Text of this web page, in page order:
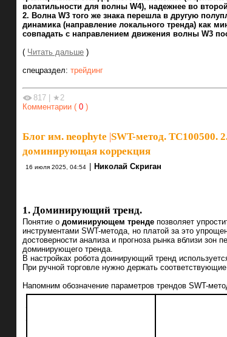
волатильности для волны W4), надежнее во
2. Волна W3 того же знака перешла в другую
динамика (направление локального тренда) как
совпадать с направлением движения волны W3
( Читать дальше )
спецраздел: трейдинг
817 | ★2
Комментарии ( 0 )
Блог им. neophyte |SWT-метод. ТС100500.
доминирующая коррекция
16 июля 2025, 04:54 | Николай Скриган
1. Доминирующий тренд.
Понятие о доминирующем тренде позволяет
инструментами SWT-метода, но платой за это
достоверности анализа и прогноза рынка вблизи зон
доминирующего тренда.
В настройках робота доинирующий тренд
При ручной торговле нужно держать
Напомним обозначение параметров трендов SWT-